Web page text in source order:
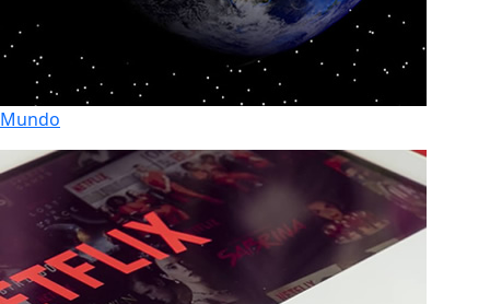
Mundo